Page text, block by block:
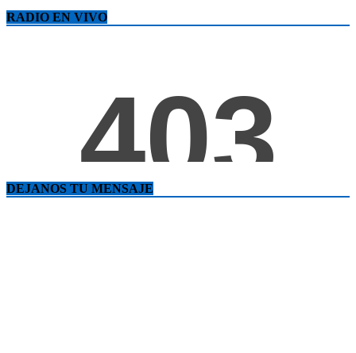
RADIO EN VIVO
DEJANOS TU MENSAJE